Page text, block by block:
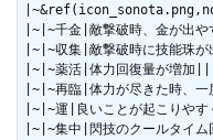
|~|~千金|敵撃破時、金が出や
|~|~収集|敵撃破時に技能珠が
|~|~薬活|体力回復量が増加||
|~|~再臨|体力が尽きた時、一
|~|~運|良いことが起こりやす
|~|~集中|閃技のクールタイム